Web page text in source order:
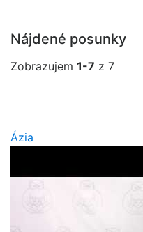
Nájdené posunky
Zobrazujem 1-7 z 7
Ázia